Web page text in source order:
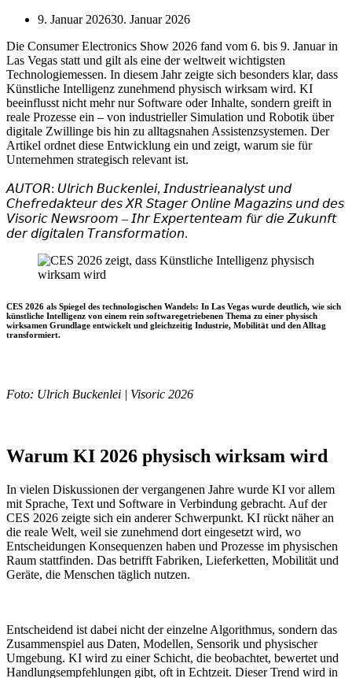
9. Januar 202630. Januar 2026
Die Consumer Electronics Show 2026 fand vom 6. bis 9. Januar in
Las Vegas statt und gilt als eine der weltweit wichtigsten
Technologiemessen. In diesem Jahr zeigte sich besonders klar, dass
Künstliche Intelligenz zunehmend physisch wirksam wird. KI
beeinflusst nicht mehr nur Software oder Inhalte, sondern greift in
reale Prozesse ein – von industrieller Simulation und Robotik über
digitale Zwillinge bis hin zu alltagsnahen Assistenzsystemen. Der
Artikel ordnet diese Entwicklung ein und zeigt, warum sie für
Unternehmen strategisch relevant ist.
𝘈𝘜𝘛𝘖𝘙: 𝘜𝘭𝘳𝘪𝘤𝘩 𝘉𝘶𝘤𝘬𝘦𝘯𝘭𝘦𝘪, 𝘐𝘯𝘥𝘶𝘴𝘵𝘳𝘪𝘦𝘢𝘯𝘢𝘭𝘺𝘴𝘵 𝘶𝘯𝘥
𝘊𝘩𝘦𝘧𝘳𝘦𝘥𝘢𝘬𝘵𝘦𝘶𝘳 𝘥𝘦𝘴 𝘟𝘙 𝘚𝘵𝘢𝘨𝘦𝘳 𝘖𝘯𝘭𝘪𝘯𝘦 𝘔𝘢𝘨𝘢𝘻𝘪𝘯𝘴 𝘶𝘯𝘥 𝘥𝘦𝘴
𝘝𝘪𝘴𝘰𝘳𝘪𝘤 𝘕𝘦𝘸𝘴𝘳𝘰𝘰𝘮 – 𝘐𝘩𝘳 𝘌𝘹𝘱𝘦𝘳𝘵𝘦𝘯𝘵𝘦𝘢𝘮 𝘧ü𝘳 𝘥𝘪𝘦 𝘡𝘶𝘬𝘶𝘯𝘧𝘵
𝘥𝘦𝘳 𝘥𝘪𝘨𝘪𝘵𝘢𝘭𝘦𝘯 𝘛𝘳𝘢𝘯𝘴𝘧𝘰𝘳𝘮𝘢𝘵𝘪𝘰𝘯.
CES 2026 als Spiegel des technologischen Wandels: In Las Vegas wurde deutlich, wie sich
künstliche Intelligenz von einem rein softwaregetriebenen Thema zu einer physisch
wirksamen Grundlage entwickelt und gleichzeitig Industrie, Mobilität und den Alltag
transformiert.
Foto: Ulrich Buckenlei | Visoric 2026
Warum KI 2026 physisch wirksam wird
In vielen Diskussionen der vergangenen Jahre wurde KI vor allem
mit Sprache, Text und Software in Verbindung gebracht. Auf der
CES 2026 zeigte sich ein anderer Schwerpunkt. KI rückt näher an
die reale Welt, weil sie zunehmend dort eingesetzt wird, wo
Entscheidungen Konsequenzen haben und Prozesse im physischen
Raum stattfinden. Das betrifft Fabriken, Lieferketten, Mobilität und
Geräte, die Menschen täglich nutzen.
Entscheidend ist dabei nicht der einzelne Algorithmus, sondern das
Zusammenspiel aus Daten, Modellen, Sensorik und physischer
Umgebung. KI wird zu einer Schicht, die beobachtet, bewertet und
Handlungsempfehlungen gibt, oft in Echtzeit. Dieser Trend wird in